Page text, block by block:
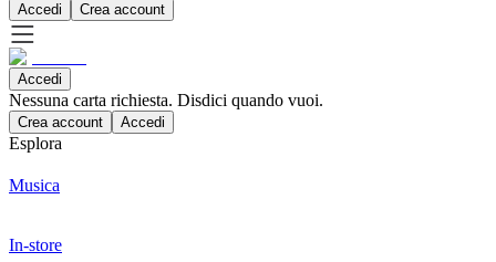
Accedi Crea account
Accedi
Nessuna carta richiesta. Disdici quando vuoi.
Crea account Accedi
Esplora
Musica
In-store